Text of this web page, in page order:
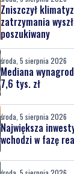
środa, 5 sierpnia 2026
Mediana
7,6 tys. zł
środa, 5 sierpnia 2026
Największa
środa, 5 sierpnia 2026
Pomorze